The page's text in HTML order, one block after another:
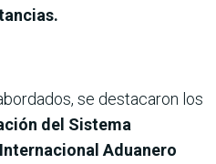
se destacaron los
del Sistema
Aduanero